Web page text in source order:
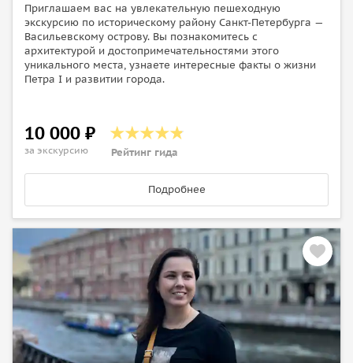
Приглашаем вас на увлекательную пешеходную
экскурсию по историческому району Санкт-Петербурга —
Васильевскому острову. Вы познакомитесь с
архитектурой и достопримечательностями этого
уникального места, узнаете интересные факты о жизни
Петра I и развитии города.
10 000 ₽
за экскурсию Рейтинг гида
Подробнее